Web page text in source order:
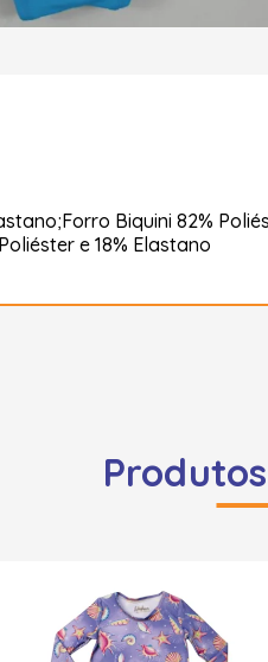
Biquini 82%
e 18% Elastano